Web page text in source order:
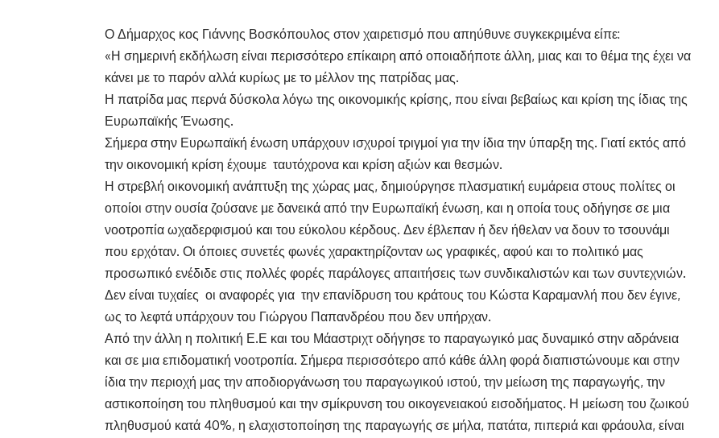
Ο Δήμαρχος κος Γιάννης Βοσκόπουλος στον χαιρετισμό που απηύθυνε συγκεκριμένα είπε:
«Η σημερινή εκδήλωση είναι περισσότερο επίκαιρη από οποιαδήποτε άλλη, μιας και το θέμα της έχει να
κάνει με το παρόν αλλά κυρίως με το μέλλον της πατρίδας μας.
Η πατρίδα μας περνά δύσκολα λόγω της οικονομικής κρίσης, που είναι βεβαίως και κρίση της ίδιας της
Ευρωπαϊκής Ένωσης.
Σήμερα στην Ευρωπαϊκή ένωση υπάρχουν ισχυροί τριγμοί για την ίδια την ύπαρξη της. Γιατί εκτός από
την οικονομική κρίση έχουμε ταυτόχρονα και κρίση αξιών και θεσμών.
Η στρεβλή οικονομική ανάπτυξη της χώρας μας, δημιούργησε πλασματική ευμάρεια στους πολίτες οι
οποίοι στην ουσία ζούσανε με δανεικά από την Ευρωπαϊκή ένωση, και η οποία τους οδήγησε σε μια
νοοτροπία ωχαδερφισμού και του εύκολου κέρδους. Δεν έβλεπαν ή δεν ήθελαν να δουν το τσουνάμι
που ερχόταν. Οι όποιες συνετές φωνές χαρακτηρίζονταν ως γραφικές, αφού και το πολιτικό μας
προσωπικό ενέδιδε στις πολλές φορές παράλογες απαιτήσεις των συνδικαλιστών και των συντεχνιών.
Δεν είναι τυχαίες οι αναφορές για την επανίδρυση του κράτους του Κώστα Καραμανλή που δεν έγινε,
ως το λεφτά υπάρχουν του Γιώργου Παπανδρέου που δεν υπήρχαν.
Από την άλλη η πολιτική Ε.Ε και του Μάαστριχτ οδήγησε το παραγωγικό μας δυναμικό στην αδράνεια
και σε μια επιδοματική νοοτροπία. Σήμερα περισσότερο από κάθε άλλη φορά διαπιστώνουμε και στην
ίδια την περιοχή μας την αποδιοργάνωση του παραγωγικού ιστού, την μείωση της παραγωγής, την
αστικοποίηση του πληθυσμού και την σμίκρυνση του οικογενειακού εισοδήματος. Η μείωση του ζωικού
πληθυσμού κατά 40%, η ελαχιστοποίηση της παραγωγής σε μήλα, πατάτα, πιπεριά και φράουλα, είναι